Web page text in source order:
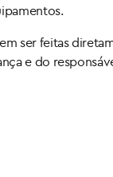
ser feitas
e do